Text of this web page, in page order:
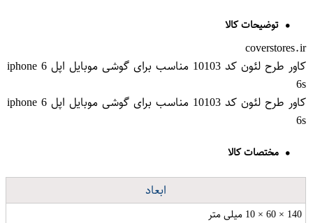
توضیحات کالا
coverstores.ir
کاور طرح لئون کد 10103 مناسب برای گوشی موبایل اپل iphone 6
6s
کاور طرح لئون کد 10103 مناسب برای گوشی موبایل اپل iphone 6
6s
مختصات کالا
ابعاد
140 × 60 × 10 میلی متر